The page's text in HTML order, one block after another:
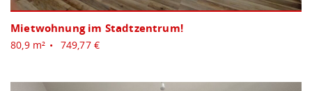
Mietwohnung im Stadtzentrum!
80,9 m² 749,77 €